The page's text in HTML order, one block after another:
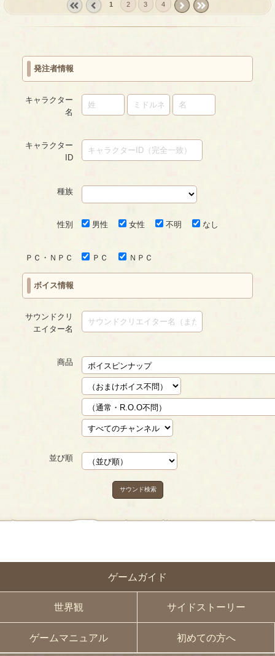
ゲームガイド
世界観 サイドストーリー
ゲームマニュアル 初めての方へ
1 2 3 4
発注者情報
キャラクター
名
キャラクター
ID
種族
性別 男性 女性 不明 なし
ＰＣ・ＮＰＣ ＰＣ ＮＰＣ
ボイス情報
サウンドクリ
エイター名
商品
並び順
サウンド検索